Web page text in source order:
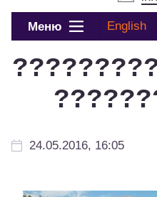
Меню English
24.05.2016, 16:05